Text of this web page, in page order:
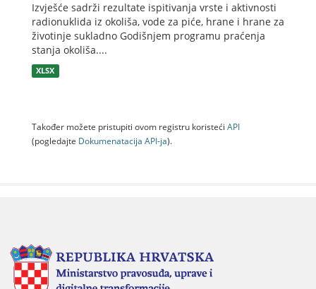
Izvješće sadrži rezultate ispitivanja vrste i aktivnosti
radionuklida iz okoliša, vode za piće, hrane i hrane za
životinje sukladno Godišnjem programu praćenja
stanja okoliša....
XLSX
Također možete pristupiti ovom registru koristeći API
(pogledajte Dokumenаtаcijа API-jа).